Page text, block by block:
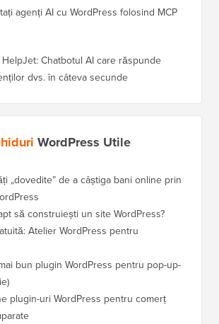
agenți AI cu WordPress folosind MCP
Chatbotul AI care răspunde
dvs. în câteva secunde
WordPress Utile
„dovedite” de a câștiga bani online prin
să construiești un site WordPress?
Atelier WordPress pentru
bun plugin WordPress pentru pop-up-
plugin-uri WordPress pentru comerț